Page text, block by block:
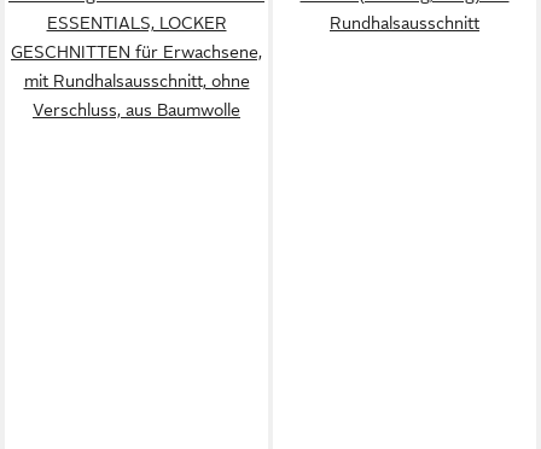
ESSENTIALS, LOCKER
GESCHNITTEN für Erwachsene,
mit Rundhalsausschnitt, ohne
Verschluss, aus Baumwolle
Rundhalsausschnitt